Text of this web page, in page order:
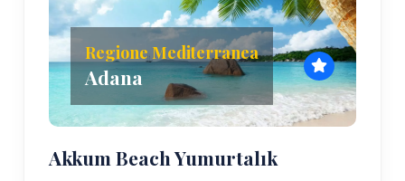
Regione Mediterranea
Adana
Akkum Beach Yumurtalık